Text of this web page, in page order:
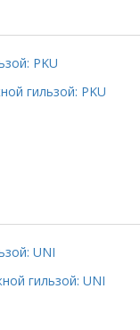
PKU
UNI